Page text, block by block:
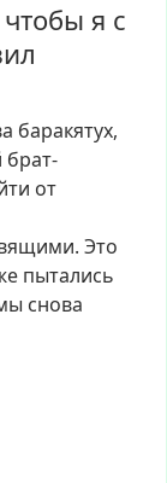
я с
баракятух,
брат-
от
Это
пытались
снова